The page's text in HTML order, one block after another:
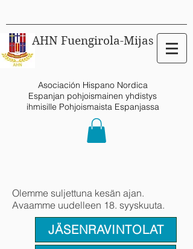
AHN Fuengirola-Mijas
Asociación Hispano Nordica
Espanjan pohjoismainen yhdistys
ihmisille Pohjoismaista Espanjassa
Olemme suljettuna kesän ajan.
Avaamme uudelleen 18. syyskuuta.
JÄSENRAVINTOLAT